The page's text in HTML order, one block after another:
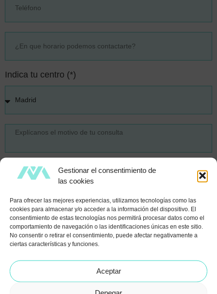
Gestionar el consentimiento de
las cookies
Para ofrecer las mejores experiencias, utilizamos tecnologías como las
cookies para almacenar y/o acceder a la información del dispositivo. El
consentimiento de estas tecnologías nos permitirá procesar datos como el
comportamiento de navegación o las identificaciones únicas en este sitio.
No consentir o retirar el consentimiento, puede afectar negativamente a
ciertas características y funciones.
Aceptar
Indica tu centro (*)
Quiero recibir Descuentos y novedades.
ENVIAR